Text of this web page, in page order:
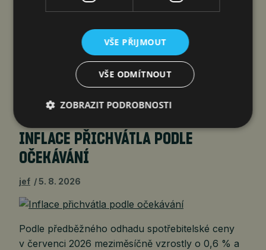
Tržby v maloobchodě se v červnu reálně
meziročně zvýšily o 3,6 %, ovšem meziměsíčně
se snížily o 0,1 %. Růst tržeb tak pokračuje, i když
mírnějším tempem.
INFLACE PŘICHVÁTLA PODLE
OČEKÁVÁNÍ
jef 5. 8. 2026
Podle předběžného odhadu spotřebitelské ceny
v červenci 2026 meziměsíčně vzrostly o 0,6 % a
VŠE PŘIJMOUT
VŠE ODMÍTNOUT
ZOBRAZIT PODROBNOSTI